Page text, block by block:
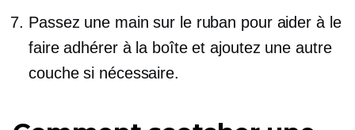
Passez une main sur le ruban pour aider à le
faire adhérer à la boîte et ajoutez une autre
couche si nécessaire.